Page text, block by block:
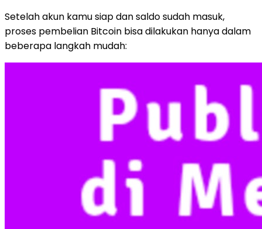
Setelah akun kamu siap dan saldo sudah masuk,
proses pembelian Bitcoin bisa dilakukan hanya dalam
beberapa langkah mudah: